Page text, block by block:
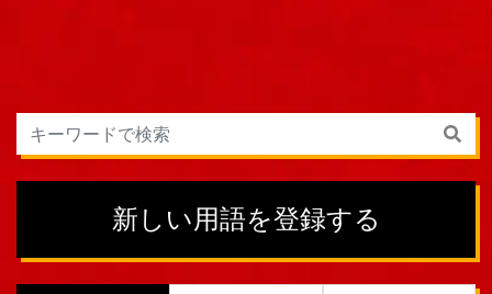
新しい用語を登録する